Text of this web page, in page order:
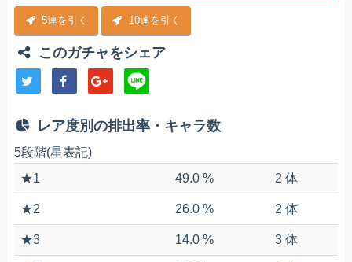
5連を引く 10連を引く
このガチャをシェア
レア度別の排出率・キャラ数
5段階(星表記)
★1
49.0 % 2 体
★2 26.0 % 2 体
★3 14.0 % 3 体